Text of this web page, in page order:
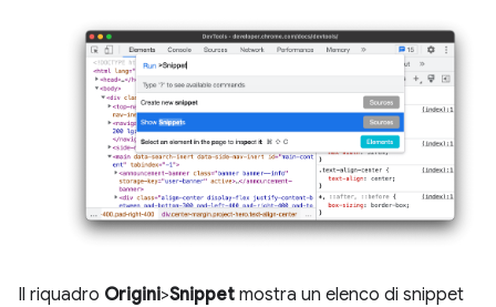
Il riquadro Origini>Snippet mostra un elenco di snippet